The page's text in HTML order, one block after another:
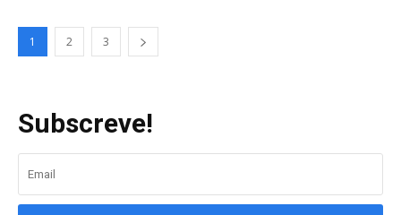
1 2 3
Subscreve!